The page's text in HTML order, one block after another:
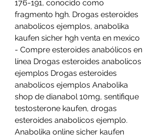
176-191, conocido como
fragmento hgh. Drogas esteroides
anabolicos ejemplos, anabolika
kaufen sicher hgh venta en mexico
- Compre esteroides anabólicos en
línea Drogas esteroides anabolicos
ejemplos Drogas esteroides
anabolicos ejemplos Anabolika
shop de dianabol 10mg, sentifique
testosterone kaufen, drogas
esteroides anabolicos ejemplo.
Anabolika online sicher kaufen